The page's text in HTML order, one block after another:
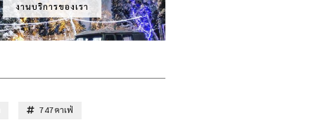
งานบริการของเรา
747คาเฟ่